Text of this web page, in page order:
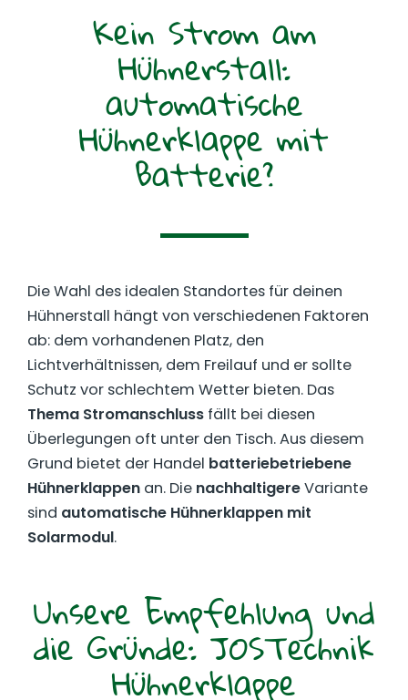
Kein Strom am
Hühnerstall:
automatische
Hühnerklappe mit
Batterie?
Die Wahl des idealen Standortes für deinen
Hühnerstall hängt von verschiedenen Faktoren
ab: dem vorhandenen Platz, den
Lichtverhältnissen, dem Freilauf und er sollte
Schutz vor schlechtem Wetter bieten. Das
Thema Stromanschluss fällt bei diesen
Überlegungen oft unter den Tisch. Aus diesem
Grund bietet der Handel batteriebetriebene
Hühnerklappen an. Die nachhaltigereVariante
sind automatische Hühnerklappen mit
Solarmodul.
Unsere Empfehlung und
die Gründe: JOSTechnik
Hühnerklappe